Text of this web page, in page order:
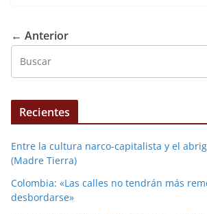
← Anterior
Recientes
Entre la cultura narco-capitalista y el
(Madre Tierra)
Colombia: «Las calles no tendrán más
desbordarse»